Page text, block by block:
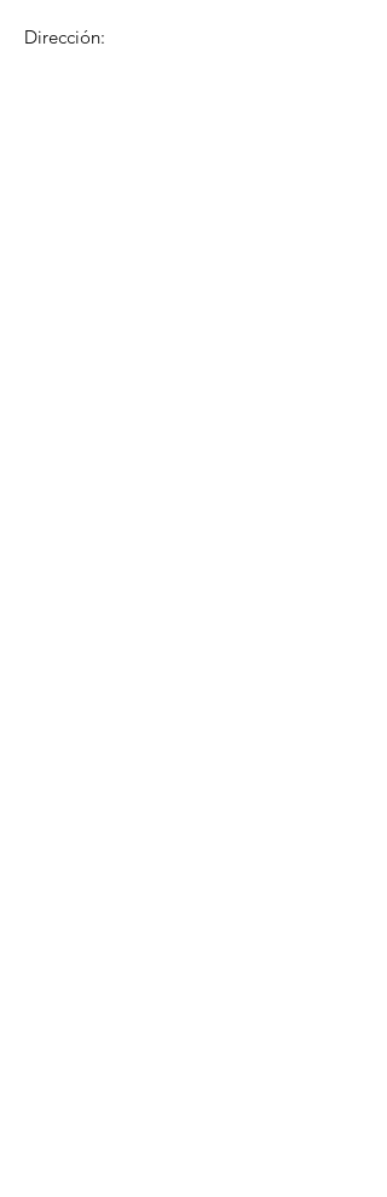
Dirección: